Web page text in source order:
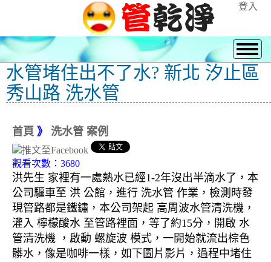
登入
水管堵住出不了水? 新北 汐止區
秀山路 洗水管
首頁 》 洗水管 案例
觀看次數：3680
洪先生 家裡有一處熱水已經1-2年沒出半滴水了，本
公司驅車至 洪 公館，進行 洗水管 作業，檢測時發
現管路都是鐵鏽，本公司架起 高周波水管清洗機，
灌入 檸檬酸水 至管路裡面，等了約15分，開啟 水
管清洗機 ，啟動 螺旋波 模式，一開始就流出棕色
髒水，像是咖啡一樣，如下圖片影片，過程中堵住